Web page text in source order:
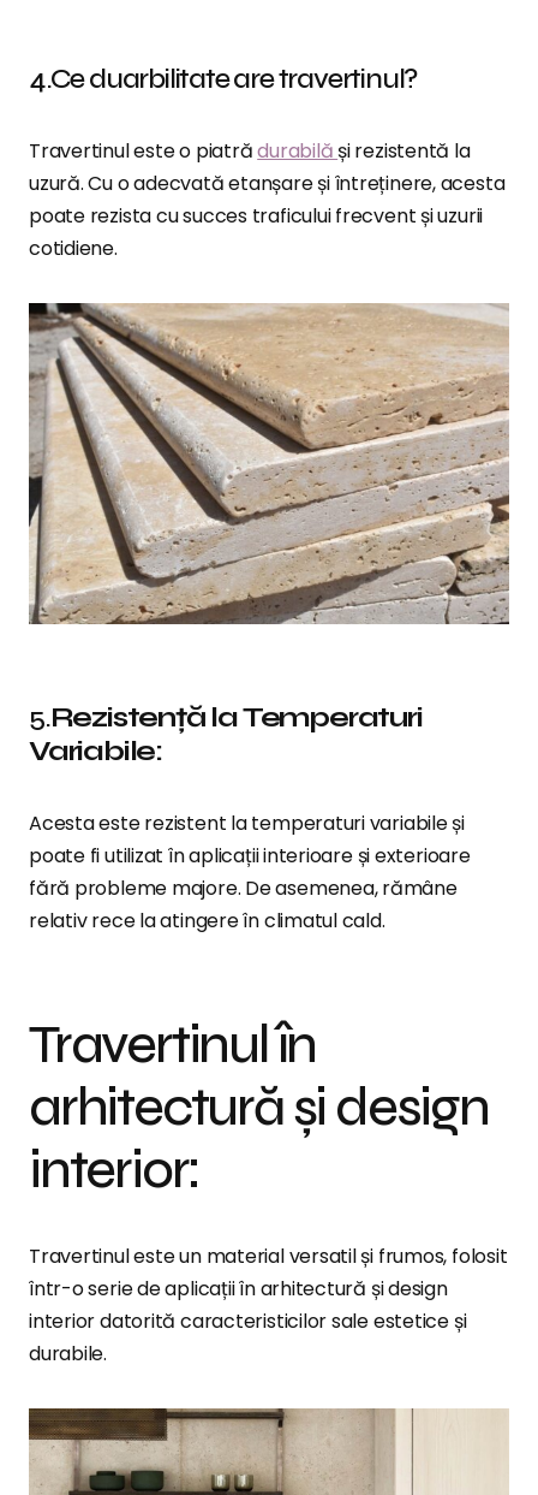
4.Ce duarbilitate are travertinul?
Travertinul este o piatrădurabilăși rezistentă la
uzură. Cu o adecvată etanșare și întreținere, acesta
poate rezista cu succes traficului frecvent și uzurii
cotidiene.
5.Rezistență la Temperaturi
Variabile:
Acesta este rezistent la temperaturi variabile și
poate fi utilizat în aplicații interioare și exterioare
fără probleme majore. De asemenea, rămâne
relativ rece la atingere în climatul cald.
Travertinul în
arhitectură și design
interior:
Travertinul este un material versatil și frumos, folosit
într-o serie de aplicații în arhitectură și design
interior datorită caracteristicilor sale estetice și
durabile.